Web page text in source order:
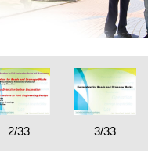
2/33 3/33